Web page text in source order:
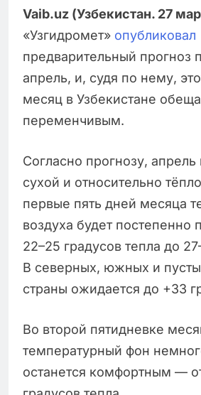
Vaib.uz (Узбекистан. 27
«Узгидромет» опубликовал
предварительный прогноз
апрель, и, судя по нему,
месяц в Узбекистане
переменчивым.
Согласно прогнозу, апрель
сухой и относительно
первые пять дней месяца
воздуха будет постепенно
22–25 градусов тепла до
В северных, южных и
страны ожидается до +33
Во второй пятидневке
температурный фон
останется комфортным —